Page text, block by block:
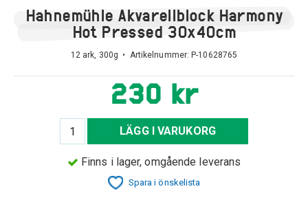
Hahnemühle Akvarellblock Harmony
Hot Pressed 30x40cm
12 ark, 300g • Artikelnummer: P-10628765
230 kr
LÄGG I VARUKORG
Finns i lager, omgående leverans
Spara i önskelista